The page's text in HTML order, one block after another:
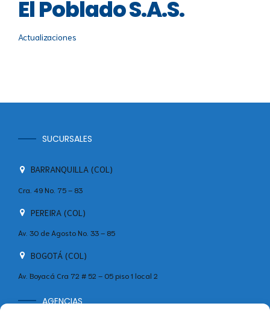
El Poblado S.A.S.
Actualizaciones
SUCURSALES
BARRANQUILLA (COL)
Cra. 49 No. 75 – 83
PEREIRA (COL)
Av. 30 de Agosto No. 33 – 85
BOGOTÁ (COL)
Av. Boyacá Cra 72 # 52 – 05 piso 1 local 2
AGENCIAS